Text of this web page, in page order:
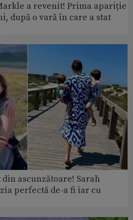
a revenit! Prima apariție
după o vară în care a stat
ascunzătoare! Sarah
perfectă de-a fi iar cu